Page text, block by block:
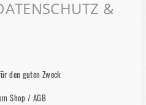
&
den guten Zweck
Shop / AGB